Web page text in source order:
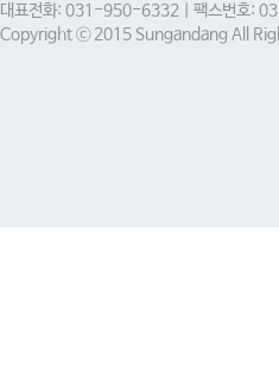
대표전화: 031-950-6332 | 팩스번호:
Copyright ⓒ 2015 Sungandang All